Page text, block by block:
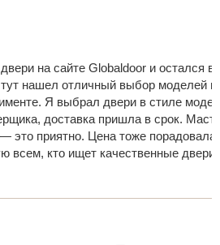
на сайте Globaldoor и остался в
нашел отличный выбор моделей
Я выбрал двери в стиле
доставка пришла в срок.
— это приятно. Цена тоже
всем, кто ищет качественные